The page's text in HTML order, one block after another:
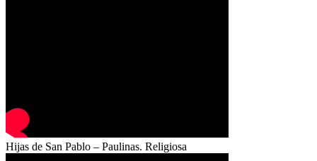
Hijas de San Pablo – Paulinas. Religiosa